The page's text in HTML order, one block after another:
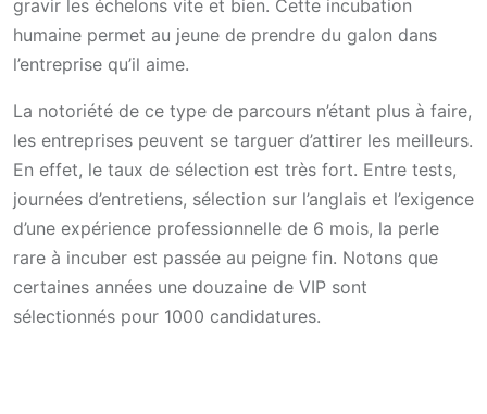
gravir les échelons vite et bien. Cette incubation
humaine permet au jeune de prendre du galon dans
l’entreprise qu’il aime.
La notoriété de ce type de parcours n’étant plus à faire,
les entreprises peuvent se targuer d’attirer les meilleurs.
En effet, le taux de sélection est très fort. Entre tests,
journées d’entretiens, sélection sur l’anglais et l’exigence
d’une expérience professionnelle de 6 mois, la perle
rare à incuber est passée au peigne fin. Notons que
certaines années une douzaine de VIP sont
sélectionnés pour 1000 candidatures.